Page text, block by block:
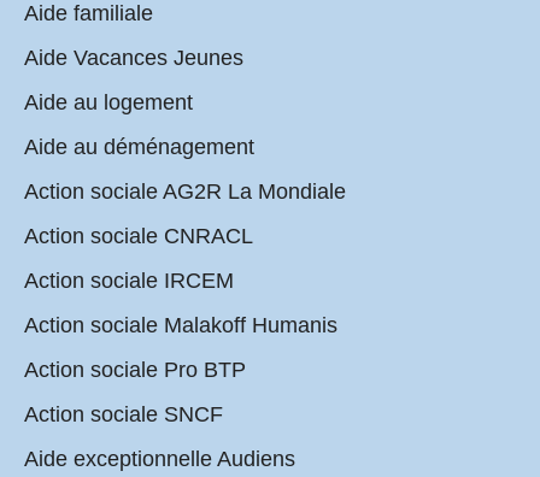
Aide familiale
Aide Vacances Jeunes
Aide au logement
Aide au déménagement
Action sociale AG2R La Mondiale
Action sociale CNRACL
Action sociale IRCEM
Action sociale Malakoff Humanis
Action sociale Pro BTP
Action sociale SNCF
Aide exceptionnelle Audiens